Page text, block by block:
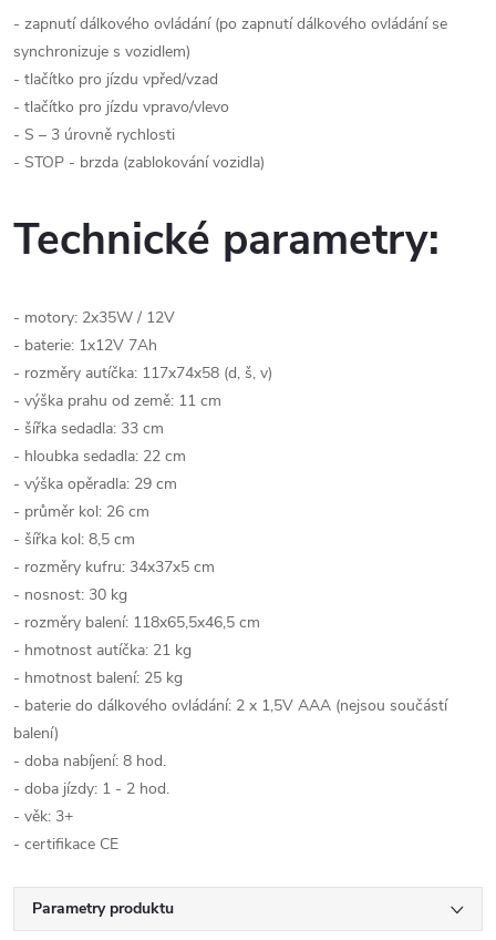
- zapnutí dálkového ovládání (po zapnutí dálkového ovládání se
synchronizuje s vozidlem)
- tlačítko pro jízdu vpřed/vzad
- tlačítko pro jízdu vpravo/vlevo
- S – 3 úrovně rychlosti
- STOP - brzda (zablokování vozidla)
Technické parametry:
- motory: 2x35W / 12V
- baterie: 1x12V 7Ah
- rozměry autíčka: 117x74x58 (d, š, v)
- výška prahu od země: 11 cm
- šířka sedadla: 33 cm
- hloubka sedadla: 22 cm
- výška opěradla: 29 cm
- průměr kol: 26 cm
- šířka kol: 8,5 cm
- rozměry kufru: 34x37x5 cm
- nosnost: 30 kg
- rozměry balení: 118x65,5x46,5 cm
- hmotnost autíčka: 21 kg
- hmotnost balení: 25 kg
- baterie do dálkového ovládání: 2 x 1,5V AAA (nejsou součástí
balení)
- doba nabíjení: 8 hod.
- doba jízdy: 1 - 2 hod.
- věk: 3+
- certifikace CE
Parametry produktu